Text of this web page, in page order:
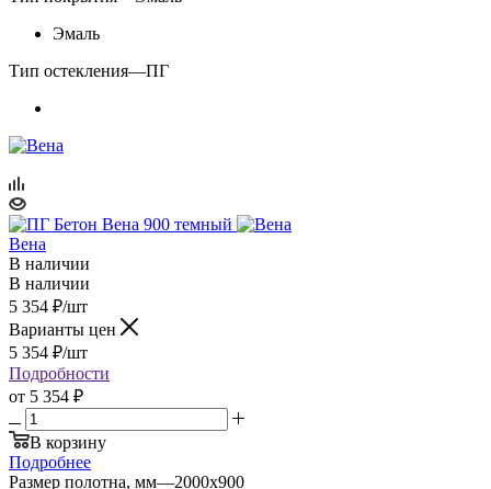
Эмаль
Тип остекления—ПГ
Вена
В наличии
В наличии
5 354 ₽/шт
Варианты цен
5 354 ₽/шт
Подробности
от 5 354 ₽
В корзину
Подробнее
Размер полотна, мм—2000x900